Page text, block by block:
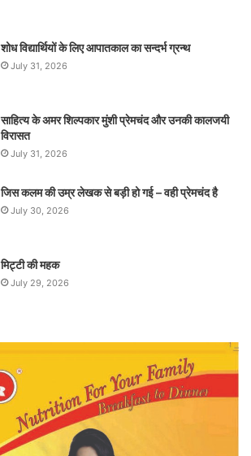
शोध विद्यार्थियों के लिए आपातकाल का सन्दर्भ ग्रन्थ
July 31, 2026
साहित्य के अमर शिल्पकार मुंशी प्रेमचंद और उनकी कालजयी
विरासत
July 31, 2026
जिस कलम की उम्र लेखक से बड़ी हो गई – वही प्रेमचंद है
July 30, 2026
मिट्टी की महक
July 29, 2026